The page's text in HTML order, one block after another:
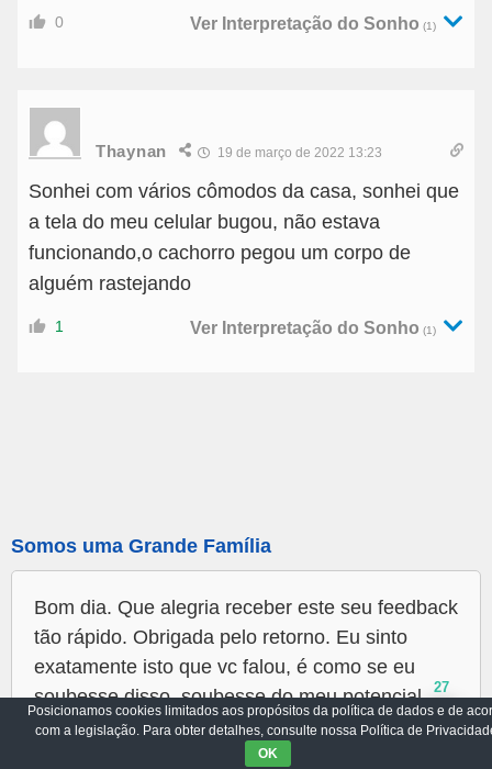
0 Ver Interpretação do Sonho (1)
Thaynan 19 de março de 2022 13:23
Sonhei com vários cômodos da casa, sonhei que
a tela do meu celular bugou, não estava
funcionando,o cachorro pegou um corpo de
alguém rastejando
1 Ver Interpretação do Sonho (1)
Somos uma Grande Família
Bom dia. Que alegria receber este seu feedback
tão rápido. Obrigada pelo retorno. Eu sinto
exatamente isto que vc falou, é como se eu
soubesse disso, soubesse do meu potencial,
mas não levo a sério um bom planejamento
Posicionamos cookies limitados aos propósitos da política de dados e de
com a legislação. Para obter detalhes, consulte nossa Política de
OK
27